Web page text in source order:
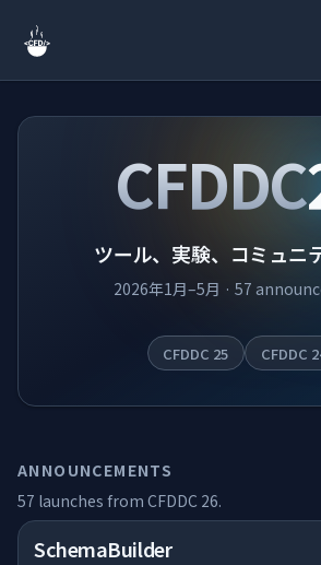
CFDDC
ツール、実験、コミュニ
2026年1月–5月 · 57
CFDDC 25 CFDDC
ANNOUNCEMENTS
57 launches from CFDDC 26.
SchemaBuilder